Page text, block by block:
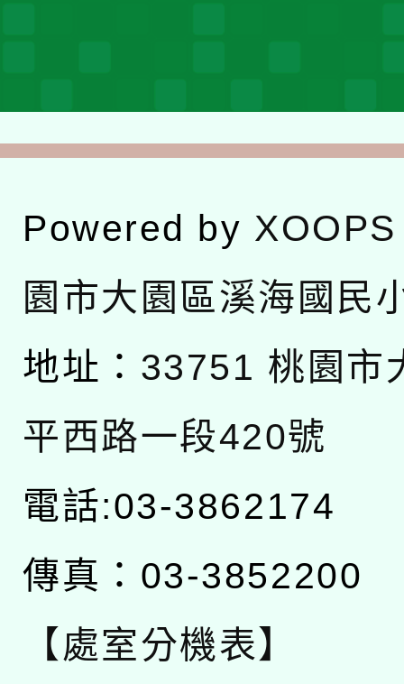
Powered by XOOPS
園市大園區溪海國民
地址： 33751 桃園市
平西路一段420號
電話:03-3862174
傳真：03-3852200
【處室分機表】